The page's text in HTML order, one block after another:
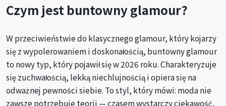
Czym jest buntowny glamour?
W przeciwieństwie do klasycznego glamour, który kojarzy
się z wypolerowaniem i doskonałością, buntowny glamour
to nowy typ, który pojawił się w 2026 roku. Charakteryzuje
się zuchwałością, lekką niechlujnością i opiera się na
odważnej pewności siebie. To styl, który mówi: moda nie
zawsze potrzebuje teorii — czasem wystarczy ciekawość,